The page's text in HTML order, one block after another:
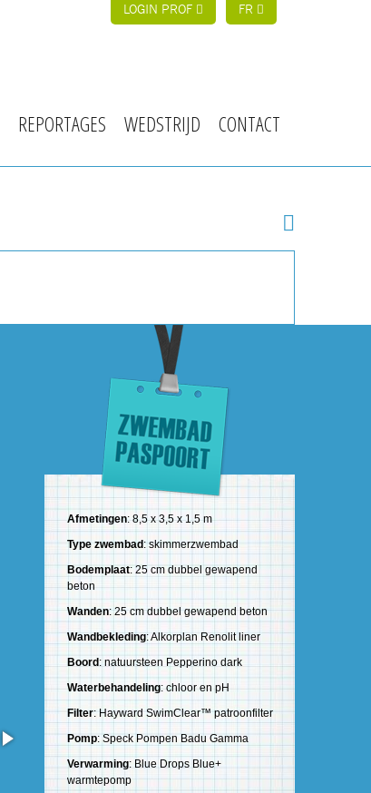
LOGIN PROF FR
REPORTAGES WEDSTRIJD CONTACT
Afmetingen: 8,5 x 3,5 x 1,5 m
Type zwembad: skimmerzwembad
Bodemplaat: 25 cm dubbel gewapend
beton
Wanden: 25 cm dubbel gewapend beton
Wandbekleding: Alkorplan Renolit liner
Boord : natuursteen Pepperino dark
Waterbehandeling: chloor en pH
Filter: Hayward SwimClear™ patroonfilter
Pomp: Speck Pompen Badu Gamma
Verwarming: Blue Drops Blue+
warmtepomp